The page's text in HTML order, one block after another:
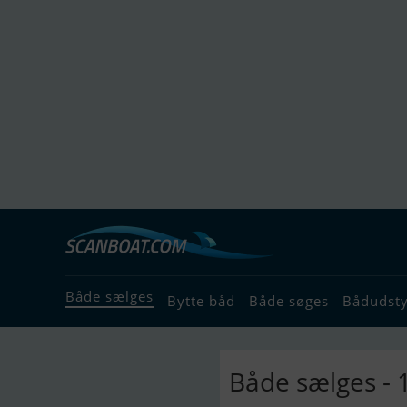
Både sælges Bytte båd Både søges
Både sælges -